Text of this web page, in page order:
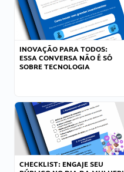
INOVAÇÃO PARA TODOS:
ESSA CONVERSA NÃO É SÓ
SOBRE TECNOLOGIA
CHECKLIST: ENGAJE SEU